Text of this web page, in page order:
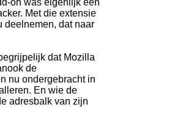
on was eigenlijk een
Met die extensie
deelnemen, dat naar
dat Mozilla
de
nu ondergebracht in
En wie de
adresbalk van zijn